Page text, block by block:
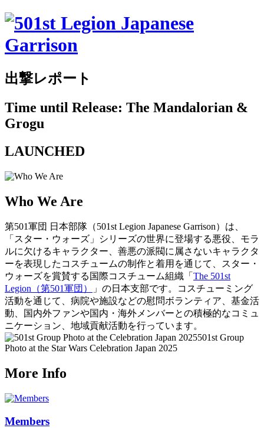
出撃レポート
Time until Release: The Mandalorian &
Grogu
LAUNCHED
Who We Are
第501軍団 日本部隊（501st Legion Japanese Garrison）は、
「スター・ウォーズ」シリーズの世界に登場する悪役、モラ
ルに欠けるキャラクター、善悪の派閥に属さないキャラクタ
ーを表現したコスチュームの制作と着用を通じて、スター・
ウォーズを賞賛する国際コスチューム組織「 The 501st
Legion（第501軍団）
」の日本支部です。コスチューミング
活動を通じて、病院や施設などの慰問ボランティア、基金活
動、国内外ファンや国内・海外メンバーとの積極的なコミュ
ニケーション、地域貢献活動を行っています。
501st Group
Photo at the Star Wars Celebration Japan 2025
More Info
Members